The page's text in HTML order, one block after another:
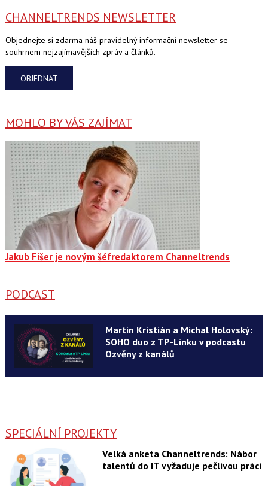
CHANNELTRENDS NEWSLETTER
Objednejte si zdarma náš pravidelný informační newsletter se
souhrnem nejzajímavějších zpráv a článků.
OBJEDNAT
MOHLO BY VÁS ZAJÍMAT
Jakub Fišer je novým šéfredaktorem Channeltrends
PODCAST
Martin Kristián a Michal Holovský:
SOHO duo z TP-Linku v podcastu
Ozvěny z kanálů
SPECIÁLNÍ PROJEKTY
Velká anketa Channeltrends: Nábor
talentů do IT vyžaduje pečlivou práci